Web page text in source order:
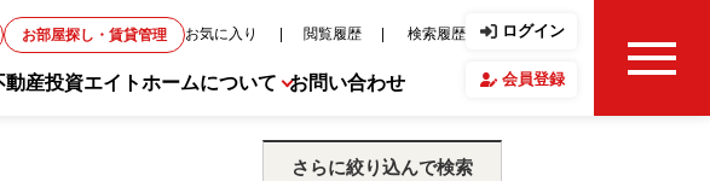
お部屋探し・賃貸管理 お気に入り 閲覧履歴 検索履歴
動産投資エイトホームについて お問い合わせ
ログイン
会員登録
さらに絞り込んで検索